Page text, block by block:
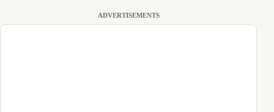
ADVERTISEMENTS